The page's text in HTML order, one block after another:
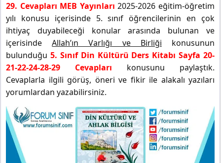
29. Cevapları MEB Yayınları 2025-2026 eğitim-öğretim
yılı konusu içerisinde 5. sınıf öğrencilerinin en çok
ihtiyaç duyabileceği konular arasında bulunan ve
içerisindeAllah’ın Varlığı ve Birliği konusunun
bulunduğu 5. Sınıf Din Kültürü Ders Kitabı Sayfa 20-
21-22-24-28-29 Cevapları konusunu paylaştık.
Cevaplarla ilgili görüş, öneri ve fikir ile alakalı yazıları
yorumlardan yazabilirsiniz.